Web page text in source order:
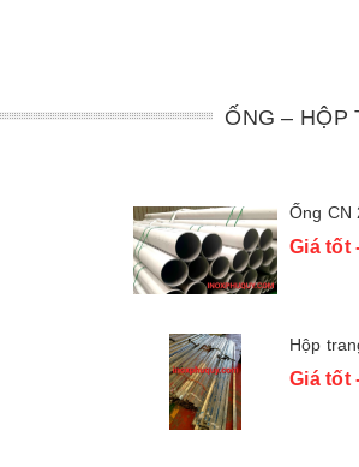
ỐNG – HỘP
Ống CN
Giá tốt
Hộp
Giá tốt